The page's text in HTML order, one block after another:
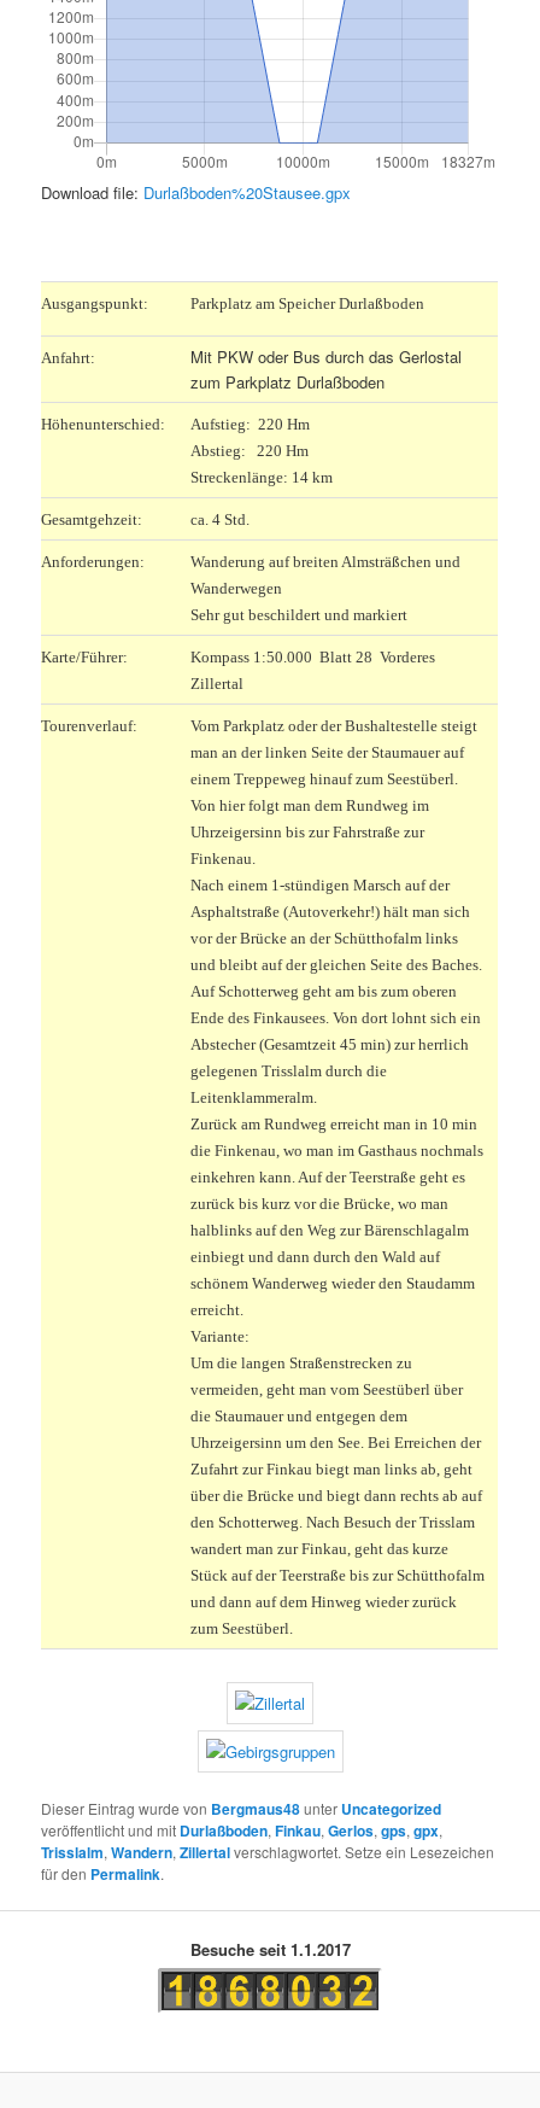
Download file: Durlaßboden%20Stausee.gpx
Ausgangspunkt: Parkplatz am Speicher Durlaßboden
Anfahrt:
Mit PKW oder Bus durch das Gerlostal
zum Parkplatz Durlaßboden
Höhenunterschied:
Aufstieg: 220 Hm
Abstieg: 220 Hm
Streckenlänge: 14 km
Gesamtgehzeit: ca. 4 Std.
Anforderungen:
Wanderung auf breiten Almsträßchen und
Wanderwegen
Sehr gut beschildert und markiert
Karte/Führer:
Kompass 1:50.000 Blatt 28 Vorderes
Zillertal
Tourenverlauf:
Vom Parkplatz oder der Bushaltestelle steigt
man an der linken Seite der Staumauer auf
einem Treppeweg hinauf zum Seestüberl.
Von hier folgt man dem Rundweg im
Uhrzeigersinn bis zur Fahrstraße zur
Finkenau.
Nach einem 1-stündigen Marsch auf der
Asphaltstraße (Autoverkehr!) hält man sich
vor der Brücke an der Schütthofalm links
und bleibt auf der gleichen Seite des Baches.
Auf Schotterweg geht am bis zum oberen
Ende des Finkausees. Von dort lohnt sich ein
Abstecher (Gesamtzeit 45 min) zur herrlich
gelegenen Trisslalm durch die
Leitenklammeralm.
Zurück am Rundweg erreicht man in 10 min
die Finkenau, wo man im Gasthaus nochmals
einkehren kann. Auf der Teerstraße geht es
zurück bis kurz vor die Brücke, wo man
halblinks auf den Weg zur Bärenschlagalm
einbiegt und dann durch den Wald auf
schönem Wanderweg wieder den Staudamm
erreicht.
Variante:
Um die langen Straßenstrecken zu
vermeiden, geht man vom Seestüberl über
die Staumauer und entgegen dem
Uhrzeigersinn um den See. Bei Erreichen der
Zufahrt zur Finkau biegt man links ab, geht
über die Brücke und biegt dann rechts ab auf
den Schotterweg. Nach Besuch der Trisslam
wandert man zur Finkau, geht das kurze
Stück auf der Teerstraße bis zur Schütthofalm
und dann auf dem Hinweg wieder zurück
zum Seestüberl.
Dieser Eintrag wurde von Bergmaus48unter Uncategorized
veröffentlicht und mit Durlaßboden,Finkau,Gerlos,gps,gpx,
Trisslalm,Wandern,Zillertalverschlagwortet. Setze ein Lesezeichen
für den Permalink.
Besuche seit 1.1.2017